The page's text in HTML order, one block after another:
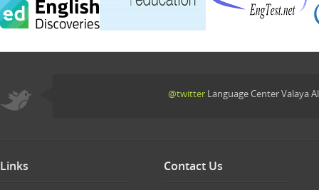
@twitter Language Center Valaya
Links Contact Us